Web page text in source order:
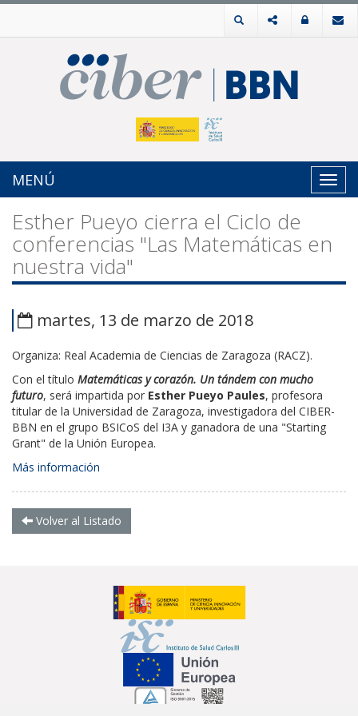
MENÚ
Esther Pueyo cierra el Ciclo de
conferencias "Las Matemáticas en
nuestra vida"
martes, 13 de marzo de 2018
Organiza: Real Academia de Ciencias de Zaragoza (RACZ).
Con el título Matemáticas y corazón. Un tándem con mucho
futuro, será impartida por Esther Pueyo Paules, profesora
titular de la Universidad de Zaragoza, investigadora del CIBER-
BBN en el grupo BSICoS del I3A y ganadora de una "Starting
Grant" de la Unión Europea.
Más información
Volver al Listado